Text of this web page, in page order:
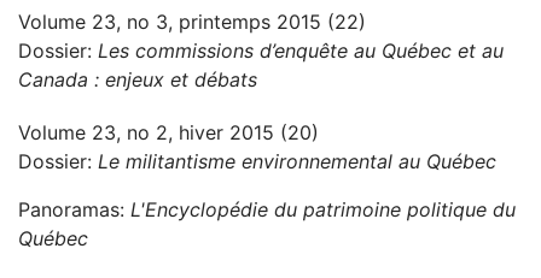
Volume 23, no 3, printemps 2015 (22)
Dossier: Les commissions d’enquête au Québec et au
Canada : enjeux et débats
Volume 23, no 2, hiver 2015 (20)
Dossier: Le militantisme environnemental au Québec
Panoramas: L'Encyclopédie du patrimoine politique du
Québec